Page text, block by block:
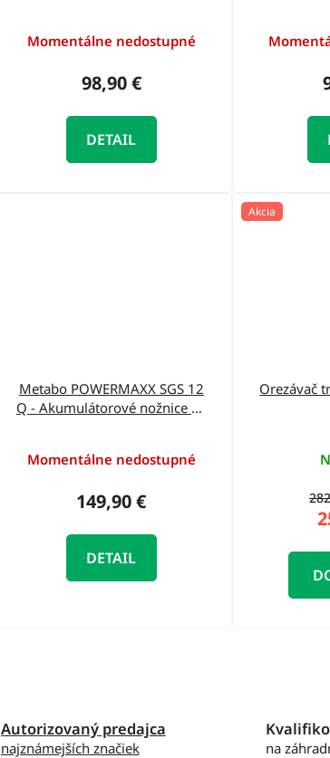
Momentálne nedostupné
98,90 €
DETAIL
Metabo POWERMAXX SGS 12
Q - Akumulátorové nožnice na
Momentálne nedostupné
149,90 €
DETAIL
Akcia
Orezávač
Autorizovaný predajca
najznámejších značiek na